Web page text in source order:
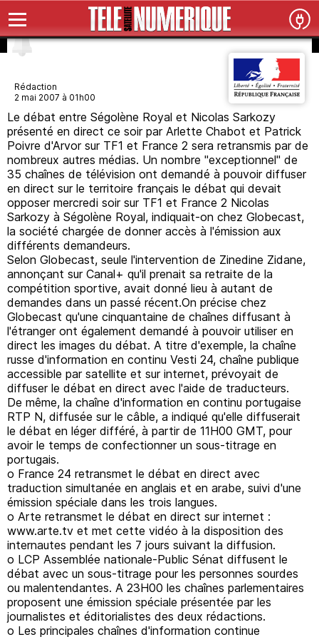
Rédaction
2 mai 2007 à 01h00
Le débat entre Ségolène Royal et Nicolas Sarkozy
présenté en direct ce soir par Arlette Chabot et Patrick
Poivre d'Arvor sur TF1 et France 2 sera retransmis par de
nombreux autres médias. Un nombre "exceptionnel" de
35 chaînes de télévision ont demandé à pouvoir diffuser
en direct sur le territoire français le débat qui devait
opposer mercredi soir sur TF1 et France 2 Nicolas
Sarkozy à Ségolène Royal, indiquait-on chez Globecast,
la société chargée de donner accès à l'émission aux
différents demandeurs.
Selon Globecast, seule l'intervention de Zinedine Zidane,
annonçant sur Canal+ qu'il prenait sa retraite de la
compétition sportive, avait donné lieu à autant de
demandes dans un passé récent.On précise chez
Globecast qu'une cinquantaine de chaînes diffusant à
l'étranger ont également demandé à pouvoir utiliser en
direct les images du débat. A titre d'exemple, la chaîne
russe d'information en continu Vesti 24, chaîne publique
accessible par satellite et sur internet, prévoyait de
diffuser le débat en direct avec l'aide de traducteurs.
De même, la chaîne d'information en continu portugaise
RTP N, diffusée sur le câble, a indiqué qu'elle diffuserait
le débat en léger différé, à partir de 11H00 GMT, pour
avoir le temps de confectionner un sous-titrage en
portugais.
o France 24 retransmet le débat en direct avec
traduction simultanée en anglais et en arabe, suivi d'une
émission spéciale dans les trois langues.
o Arte retransmet le débat en direct sur internet :
www.arte.tv et met cette vidéo à la disposition des
internautes pendant les 7 jours suivant la diffusion.
o LCP Assemblée nationale-Public Sénat diffusent le
débat avec un sous-titrage pour les personnes sourdes
ou malentendantes. A 23H00 les chaînes parlementaires
proposent une émission spéciale présentée par les
journalistes et éditorialistes des deux rédactions.
o Les principales chaînes d'information continue